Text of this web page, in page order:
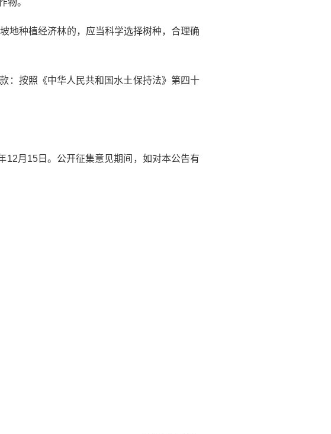
物。
地种植经济林的，应当科学选择树种，合理确
：按照《中华人民共和国水土保持法》第四十
12月15日。公开征集意见期间，如对本公告有